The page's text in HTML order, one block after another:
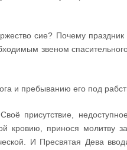
сие? Почему
звеном
и пребыванию его под
присутствие,
кровию, принося молитву
И Пресвятая Дева